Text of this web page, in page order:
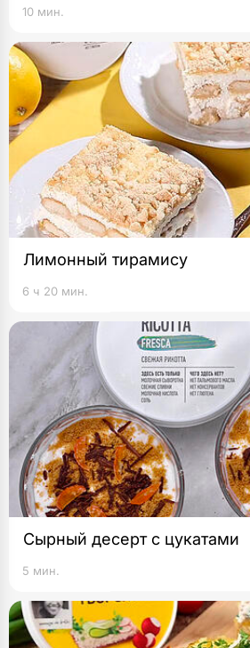
10 мин.
Лимонный тирамису
6 ч 20 мин.
Сырный десерт с цукатами
5 мин.